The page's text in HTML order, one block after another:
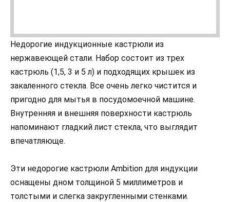
Недорогие индукционные кастрюли из
нержавеющей стали. Набор состоит из трех
кастрюль (1,5, 3 и 5 л) и подходящих крышек из
закаленного стекла. Все очень легко чистится и
пригодно для мытья в посудомоечной машине.
Внутренняя и внешняя поверхности кастрюль
напоминают гладкий лист стекла, что выглядит
впечатляюще.
Эти недорогие кастрюли Ambition для индукции
оснащены дном толщиной 5 миллиметров и
толстыми и слегка закругленными стенками.